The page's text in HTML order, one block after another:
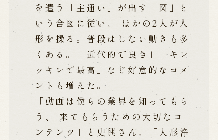
を遣う「主通い」が出す「図」と
いう合図に従い、 ほかの2人が人
形を操る。普段はしない動きも多
くある。「近代的で良き」「キレ
ッキレで最高」など好意的なコメ
ントも増えた。
「動画は僕らの業界を知ってもら
う、 来てもらうための大切なコ
ンテンツ」と史興さん。「人形浄